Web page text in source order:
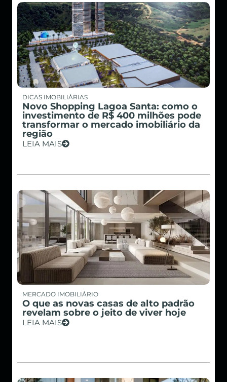
DICAS IMOBILIÁRIAS
Novo Shopping Lagoa Santa: como o
investimento de R$ 400 milhões pode
transformar o mercado imobiliário da
região
LEIA MAIS
MERCADO IMOBILIÁRIO
O que as novas casas de alto padrão
revelam sobre o jeito de viver hoje
LEIA MAIS